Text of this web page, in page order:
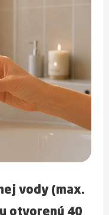
vody (max.
otvorenú 40